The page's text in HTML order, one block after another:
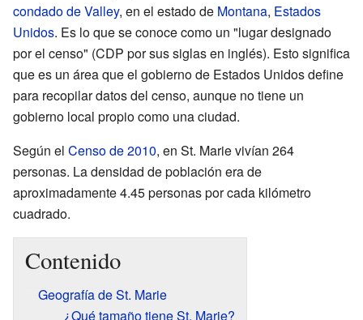
condado de Valley, en el estado de Montana, Estados
Unidos. Es lo que se conoce como un "lugar designado
por el censo" (CDP por sus siglas en inglés). Esto significa
que es un área que el gobierno de Estados Unidos define
para recopilar datos del censo, aunque no tiene un
gobierno local propio como una ciudad.
Según el Censo de 2010, en St. Marie vivían 264
personas. La densidad de población era de
aproximadamente 4.45 personas por cada kilómetro
cuadrado.
Contenido
Geografía de St. Marie
¿Qué tamaño tiene St. Marie?